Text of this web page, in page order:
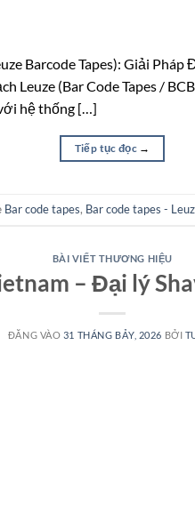
Barcode Tapes): Giải
Leuze (Bar Code Tapes /
hệ thống […]
Tiếp tục đọc →
Bar code tapes, Bar code tapes -
BÀI VIẾT THƯƠNG HIỆU
– Đại lý
ĐĂNG VÀO 31 THÁNG BẢY, 2026 BỞI